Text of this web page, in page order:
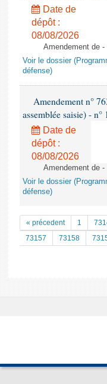
Date de
dépôt :
08/08/2026
Amendement de -
Voir le dossier
défense)
Amendement n°
assemblée saisie) - n°
Date de
dépôt :
08/08/2026
Amendement de -
Voir le dossier
défense)
« précedent 1
73157
73158